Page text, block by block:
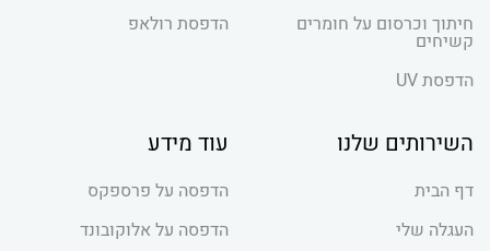
חיתוך וכרסום על חומרים
קשיחים
הדפסת UV
הדפסת רולאפ
השירותים שלנו
דף הבית
העגלה שלי
עוד מידע
הדפסה על פרספקס
הדפסה על אלוקובונד